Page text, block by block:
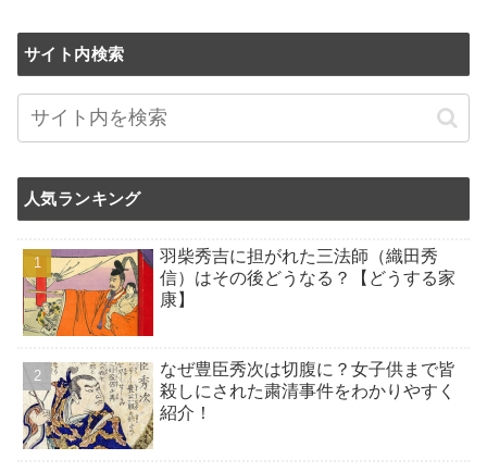
サイト内検索
人気ランキング
羽柴秀吉に担がれた三法師（織田秀
信）はその後どうなる？【どうする家
康】
なぜ豊臣秀次は切腹に？女子供まで皆
殺しにされた粛清事件をわかりやすく
紹介！